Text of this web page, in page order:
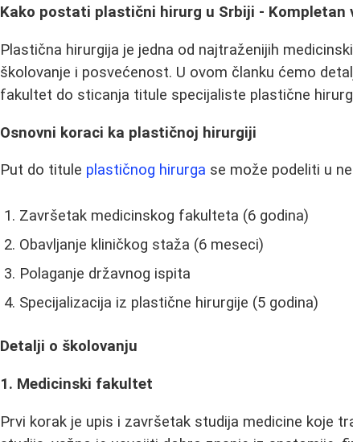
Kako postati plastični hirurg u Srbiji - Kompletan
Plastična hirurgija je jedna od najtraženijih
školovanje i posvećenost. U ovom članku ćemo
fakultet do sticanja titule specijaliste plastične
Osnovni koraci ka plastičnoj hirurgiji
Put do titule plastičnog hirurga se može podeliti u
Završetak medicinskog fakulteta (6 godina)
Obavljanje kliničkog staža (6 meseci)
Polaganje državnog ispita
Specijalizacija iz plastične hirurgije (5 godina)
Detalji o školovanju
1. Medicinski fakultet
Prvi korak je upis i završetak studija medicine koje